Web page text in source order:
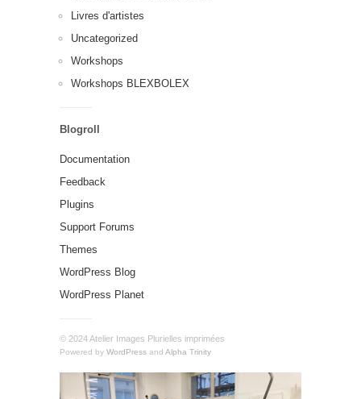
Livres d'artistes
Uncategorized
Workshops
Workshops BLEXBOLEX
Blogroll
Documentation
Feedback
Plugins
Support Forums
Themes
WordPress Blog
WordPress Planet
© 2024 Atelier Images Plurielles imprimées
Powered by WordPress and Alpha Trinity